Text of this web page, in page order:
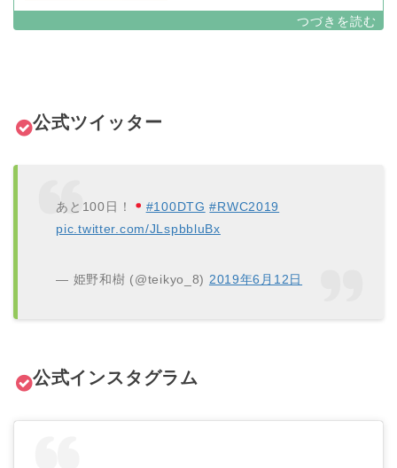
公式ツイッター
あと100日！ #100DTG #RWC2019
pic.twitter.com/JLspbbluBx
— 姫野和樹 (@teikyo_8) 2019年6月12日
公式インスタグラム